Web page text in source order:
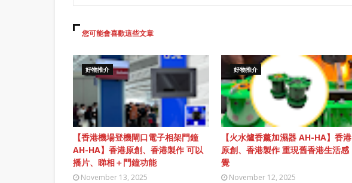
您可能會喜歡這些文章
好物推介
【香港機場登機閘口電子相架門鐘
AH-HA】香港原創、香港製作 可以
播片、睇相＋門鐘功能
November 13, 2025
好物推介
【火水爐香薰加濕器 AH-HA】香港
原創、香港製作 重現舊香港生活感
覺
November 12, 2025